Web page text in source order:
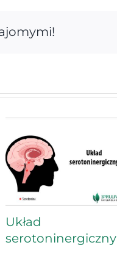
Układ
serotoninergiczny